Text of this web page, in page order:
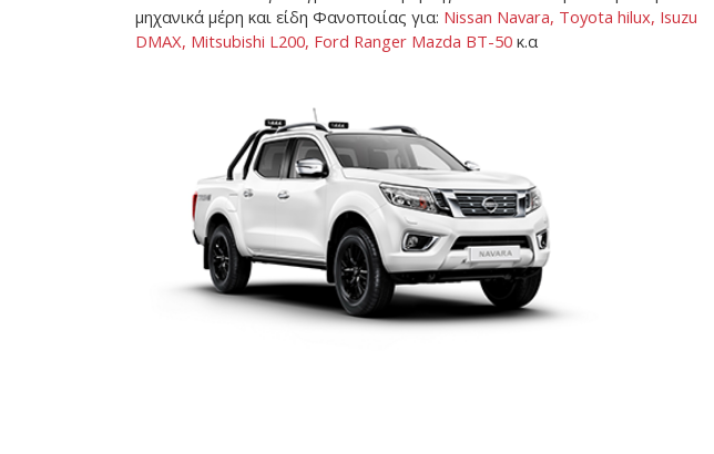
μηχανικά μέρη και είδη Φανοποιίας για: Nissan Navara, Toyota hilux, Isuzu
DMAX, Mitsubishi L200, Ford Ranger Mazda BT-50 κ.α